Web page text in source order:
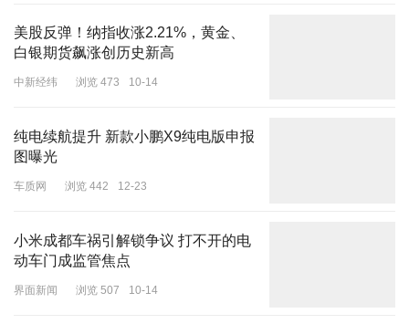
美股反弹！纳指收涨2.21%，黄金、
白银期货飙涨创历史新高
中新经纬 浏览 473 10-14
纯电续航提升 新款小鹏X9纯电版申报
图曝光
车质网 浏览 442 12-23
小米成都车祸引解锁争议 打不开的电
动车门成监管焦点
界面新闻 浏览 507 10-14